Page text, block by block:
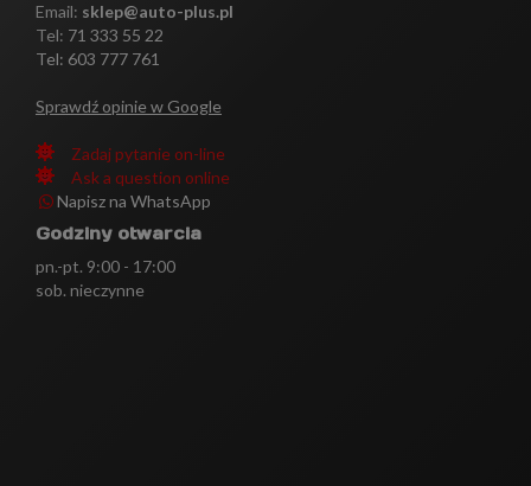
Email: sklep@auto-plus.pl
Tel: 71 333 55 22
Tel: 603 777 761
Sprawdź opinie w Google
Zadaj pytanie on-line
Ask a question online
Napisz na WhatsApp
Godziny otwarcia
pn.-pt. 9:00 - 17:00
sob. nieczynne